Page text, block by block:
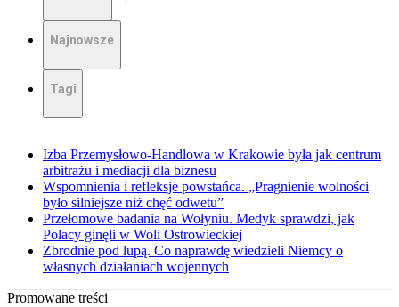
Najnowsze
Tagi
Izba Przemysłowo-Handlowa w Krakowie była jak centrum
arbitrażu i mediacji dla biznesu
Wspomnienia i refleksje powstańca. „Pragnienie wolności
było silniejsze niż chęć odwetu”
Przełomowe badania na Wołyniu. Medyk sprawdzi, jak
Polacy ginęli w Woli Ostrowieckiej
Zbrodnie pod lupą. Co naprawdę wiedzieli Niemcy o
własnych działaniach wojennych
Promowane treści